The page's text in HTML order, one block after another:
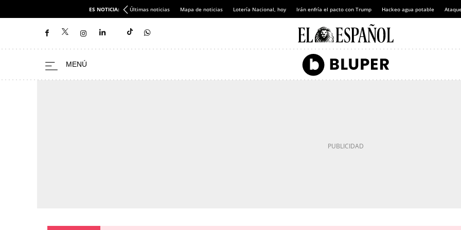
ES NOTICIA: Últimas noticias Mapa de noticias Lotería Nacional, hoy Irán enfría el pacto con Trump Hackeo agua potable